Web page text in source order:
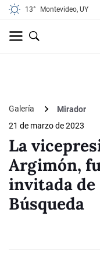
13° Montevideo, UY
Galería
Mirador
21 de marzo de 2023
La
Argimón,
invitada de
Búsqueda